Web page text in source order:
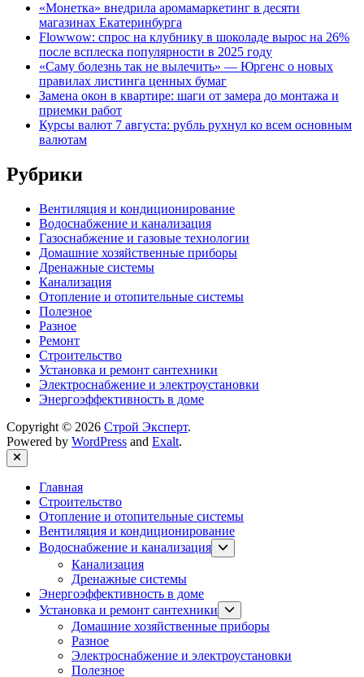
«Монетка» внедрила аромамаркетинг в десяти
магазинах Екатеринбурга
Flowwow: спрос на клубнику в шоколаде вырос на 26%
после всплеска популярности в 2025 году
«Саму болезнь так не вылечить» — Юргенс о новых
правилах листинга ценных бумаг
Замена окон в квартире: шаги от замера до монтажа и
приемки работ
Курсы валют 7 августа: рубль рухнул ко всем основным
валютам
Рубрики
Вентиляция и кондиционирование
Водоснабжение и канализация
Газоснабжение и газовые технологии
Домашние хозяйственные приборы
Дренажные системы
Канализация
Отопление и отопительные системы
Полезное
Разное
Ремонт
Строительство
Установка и ремонт сантехники
Электроснабжение и электроустановки
Энергоэффективность в доме
Copyright © 2026 Строй Эксперт.
Powered by WordPress and Exalt.
Close
Главная
Строительство
Отопление и отопительные системы
Вентиляция и кондиционирование
Водоснабжение и канализация
Show
sub
Канализация
Дренажные системы
Энергоэффективность в доме
Установка и ремонт сантехники
sub
menu
Домашние хозяйственные приборы
Разное
Электроснабжение и электроустановки
Полезное